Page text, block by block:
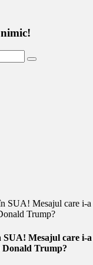
Mesajul care i-
Donald Trump?